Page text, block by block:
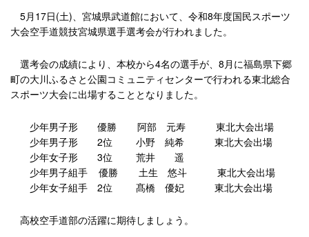
5月17日(土)、宮城県武道館において、令和8年度国民スポーツ
大会空手道競技宮城県選手選考会が行われました。
選考会の成績により、本校から4名の選手が、8月に福島県下郷
町の大川ふるさと公園コミュニティセンターで行われる東北総合
スポーツ大会に出場することとなりました。
少年男子形 優勝 阿部 元寿 東北大会出場
少年男子形 2位 小野 純希 東北大会出場
少年女子形 3位 荒井 遥
少年男子組手 優勝 土生 悠斗 東北大会出場
少年女子組手 2位 髙橋 優妃 東北大会出場
高校空手道部の活躍に期待しましょう。